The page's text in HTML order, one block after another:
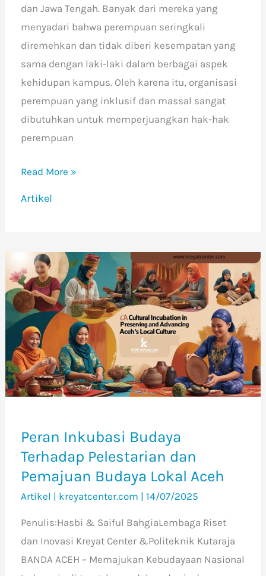
dan Jawa Tengah. Banyak dari mereka yang
menyadari bahwa perempuan seringkali
diremehkan dan tidak diberi kesempatan yang
sama dengan laki-laki dalam berbagai aspek
kehidupan kampus. Oleh karena itu, organisasi
perempuan yang inklusif dan massal sangat
dibutuhkan untuk memperjuangkan hak-hak
perempuan
Read More »
Artikel
Peran Inkubasi Budaya
Terhadap Pelestarian dan
Pemajuan Budaya Lokal Aceh
Artikel | kreyatcenter.com | 14/07/2025
Penulis:Hasbi & Saiful BahgiaLembaga Riset
dan Inovasi Kreyat Center &Politeknik Kutaraja
BANDA ACEH – Memajukan Kebudayaan Nasional
Peran
Inkubasi
Budaya
Terhadap
Pelestarian
dan
Pemajuan
Budaya